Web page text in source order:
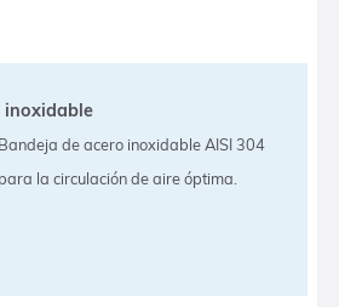
inoxidable
Bandeja de acero inoxidable AISI 304
para la circulación de aire óptima.